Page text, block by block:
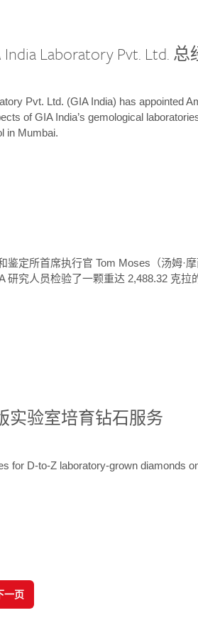
Laboratory Pvt. Ltd.
Pvt. Ltd. (GIA India) has appointed
of GIA India’s gemological
in Mumbai.
鉴定所首席执行官 Tom Moses（汤姆·
研究人员检验了一颗重达 2,488.32 克拉
实验室培育钻石服务
for D-to-Z laboratory-grown diamonds
一页